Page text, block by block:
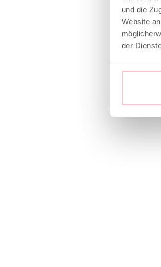
und die
Website
der